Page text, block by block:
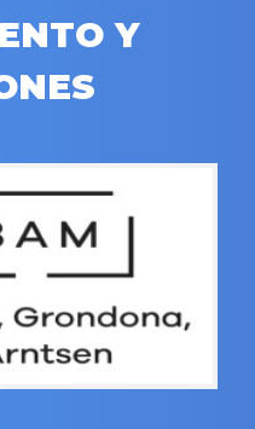
Y